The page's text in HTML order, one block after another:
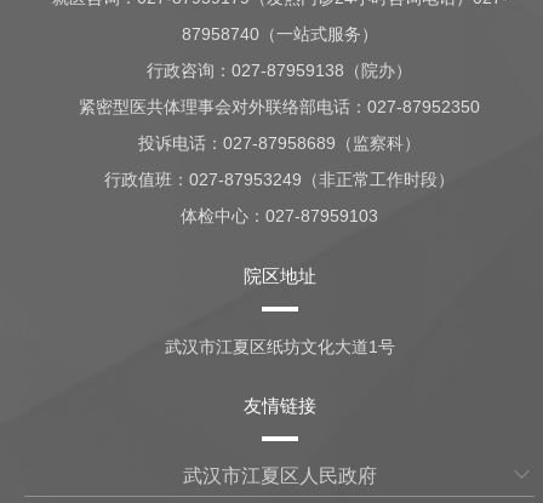
87958740（一站式服务）
行政咨询：027-87959138（院办）
紧密型医共体理事会对外联络部电话：027-87952350
投诉电话：027-87958689（监察科）
行政值班：027-87953249（非正常工作时段）
体检中心：027-87959103
院区地址
武汉市江夏区纸坊文化大道1号
友情链接
武汉市江夏区人民政府